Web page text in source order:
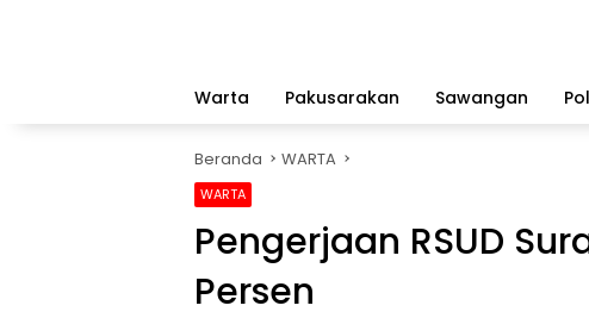
Warta
Pakusarakan Sawangan
Beranda WARTA
WARTA
Pengerjaan RSUD
Persen